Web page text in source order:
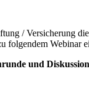
/
folgendem Webinar
und Diskussion